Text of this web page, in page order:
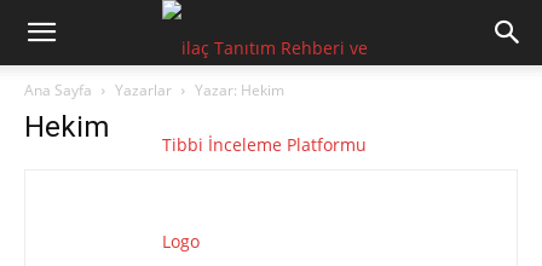
Ana Sayfa Yazarlar Yazar: Hekim
Hekim